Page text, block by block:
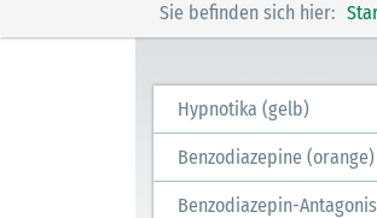
Sie befinden sich hier:
Hypnotika (gelb)
Benzodiazepine (orange)
Benzodiazepin-